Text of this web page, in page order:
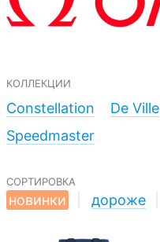
коллекции
Constellation
De Ville
Speedmaster
сортировка
новинки
дороже